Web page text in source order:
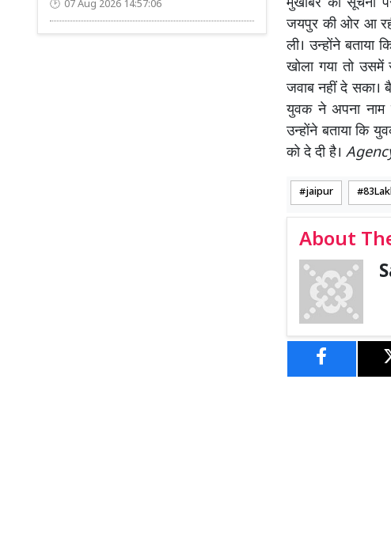
07 Aug 2026 14:57:06
जयपुर की ओर आ
ली। उन्होंने
खोला गया तो
जवाब नहीं दे
युवक ने अपना नाम
उन्होंने बताया कि
को दे दी है।
jaipur
About